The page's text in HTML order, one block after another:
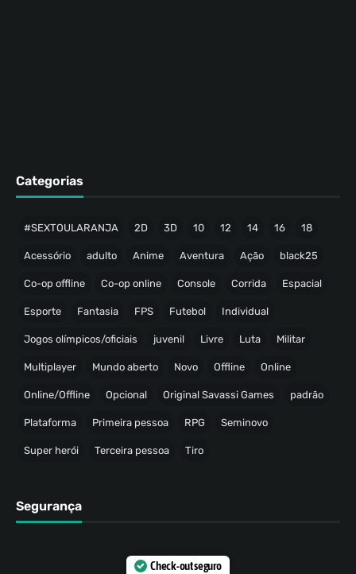
Categorias
#SEXTOULARANJA 2D 3D 10 12 14 16 18
Acessório adulto Anime Aventura Ação black25
Co-op offline Co-op online Console Corrida Espacial
Esporte Fantasia FPS Futebol Individual
Jogos olímpicos/oficiais juvenil Livre Luta Militar
Multiplayer Mundo aberto Novo Offline Online
Online/Offline Opcional Original Savassi Games padrão
Plataforma Primeira pessoa RPG Seminovo
Super herói Terceira pessoa Tiro
Segurança
Check-out seguro